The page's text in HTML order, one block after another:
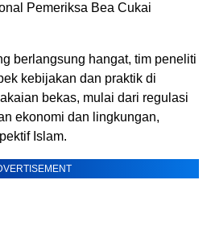
Pemeriksa Bea Cukai
berlangsung hangat, tim peneliti
kebijakan dan praktik di
bekas, mulai dari regulasi
ekonomi dan lingkungan,
Islam.